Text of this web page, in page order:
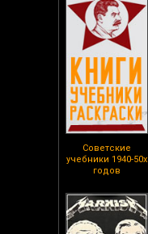
Советские
учебники 1940-50х
годов